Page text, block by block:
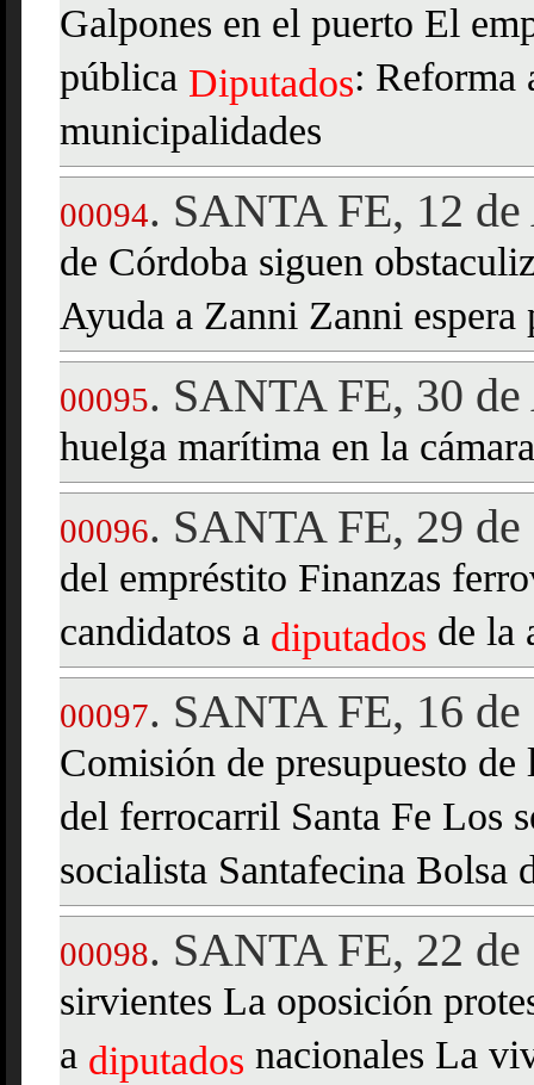
Galpones en el puerto El
pública Diputados: Reforma
municipalidades
00094. SANTA FE, 12
de Córdoba siguen
Ayuda a Zanni Zanni
00095. SANTA FE, 30
huelga marítima en la
00096. SANTA FE, 29
del empréstito Finanzas
candidatos a diputados de la
00097. SANTA FE, 16
Comisión de presupuesto
del ferrocarril Santa Fe Los
socialista Santafecina Bolsa
00098. SANTA FE, 22 de
sirvientes La oposición
a diputados nacionales La